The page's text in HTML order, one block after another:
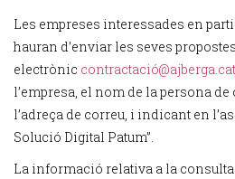
Les empreses interessades en
hauran d’enviar les seves
electrònic contractació@ajberga.cat
l’empresa, el nom de la persona
l’adreça de correu, i indicant en
Solució Digital Patum”.
La informació relativa a la